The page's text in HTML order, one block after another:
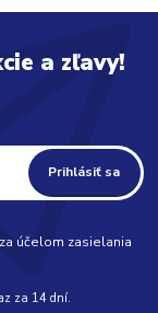
a zľavy!
Prihlásiť sa
účelom zasielania
za 14 dní.